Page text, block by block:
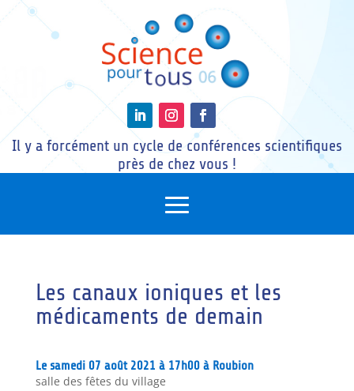
Il y a forcément un cycle de conférences scientifiques
près de chez vous !
Les canaux ioniques et les
médicaments de demain
Le samedi 07 août 2021 à 17h00 à Roubion
salle des fêtes du village